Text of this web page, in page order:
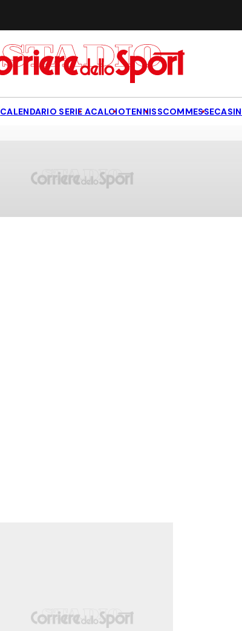
CALENDARIO SERIE ACALCIOTENNISSCOMMESSE